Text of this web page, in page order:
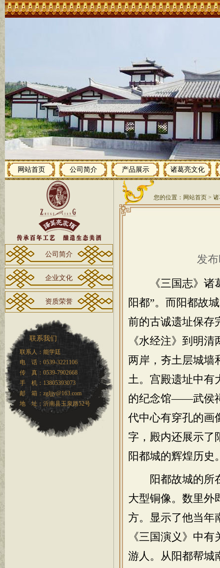
网站首页 公司简介 产品展示 诸葛亮文化
您的位置： 网站首页 >
发
《三国志》诸葛
阳都”。而阳都故
前的古诚遗址保存
《水经注》到明
两岸，夯土层城墙
土。宫殿遗址中有
的纪念馆——武侯
代中心有穿孔的画
字，殿内还展示了
阳都城的辉煌历史
阳都故城的所在
大型铜像。数里外
方。显示了他当年
《三国演义》中
游人。从阳都帮城
公司简介
企业文化
资质荣誉
联系我们
联系人：能学廷
电 话：0539-3221106
传 真：0539-7902668
手 机：13805393073
邮 箱：zgljjy@163.com
地 址：沂南县玉泉路52号